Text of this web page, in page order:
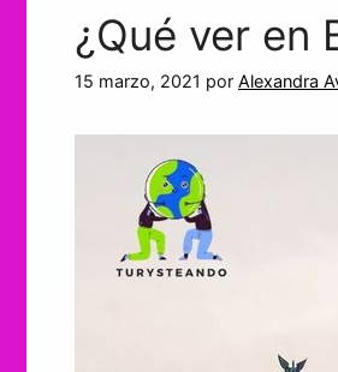
¿Qué ver en
15 marzo, 2021 por Alexandra